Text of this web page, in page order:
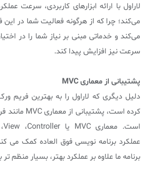
لاراول با ارائه ابزارهای کاربردی، سرعت
می‌کند؛ چرا که از هرگونه فعالیت شما در
می‌کند و خدماتی مبنی بر نیاز شما را در
سرعت نیز افزایش پیدا کند.
پشتیبانی از معماری MVC
عملکرد برنامه نویسی فوق العاده کمک می
برنامه ما علاوه بر عملکرد بهتر، بسیار منظم تر